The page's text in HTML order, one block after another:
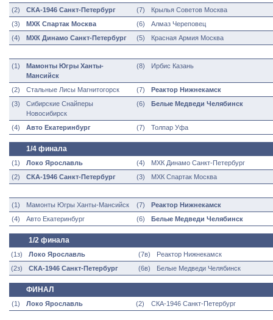
(2)
СКА-1946 Санкт-Петербург (7)
Крылья Советов Москва
(3)
МХК Спартак Москва (6)
Алмаз Череповец
(4)
МХК Динамо Санкт-Петербург (5) Красная Армия Москва
(1)
Мамонты Югры Ханты-
Мансийск
(8) Ирбис Казань
(2) Стальные Лисы Магнитогорск (7)
Реактор Нижнекамск
(3)
Сибирские Снайперы
Новосибирск
(6) Белые Медведи Челябинск
(4) Авто Екатеринбург (7) Толпар Уфа
1/4 финала
(1) Локо Ярославль (4) МХК Динамо Санкт-Петербург
(2)
СКА-1946 Санкт-Петербург (3) МХК Спартак Москва
(1) Мамонты Югры Ханты-Мансийск (7)
Реактор Нижнекамск
(4)
Авто Екатеринбург (6) Белые Медведи Челябинск
1/2 финала
(1з) Локо Ярославль (7в)
Реактор Нижнекамск
(2з)
СКА-1946 Санкт-Петербург (6в) Белые Медведи Челябинск
ФИНАЛ
(1) Локо Ярославль (2) СКА-1946 Санкт-Петербург